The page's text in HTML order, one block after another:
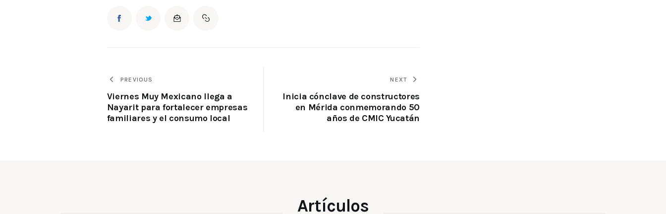
PREVIOUS
Viernes Muy Mexicano llega a
Nayarit para fortalecer empresas
familiares y el consumo local
NEXT
Inicia cónclave de constructores
en Mérida conmemorando 50
años de CMIC Yucatán
Artículos